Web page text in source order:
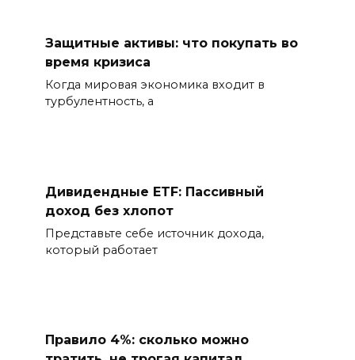
Защитные активы: что покупать во
время кризиса
Когда мировая экономика входит в
турбулентность, а
Дивидендные ETF: Пассивный
доход без хлопот
Представьте себе источник дохода,
который работает
Правило 4%: сколько можно